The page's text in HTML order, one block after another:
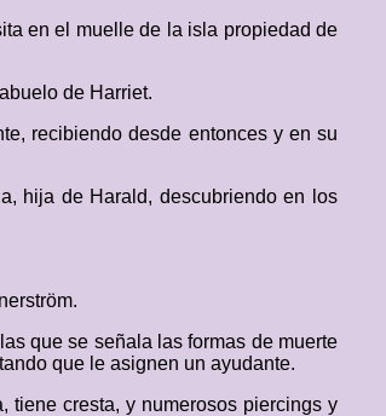
en el muelle de la isla propiedad de
de Harriet.
recibiendo desde entonces y en su
hija de Harald, descubriendo en los
que se señala las formas de muerte
que le asignen un ayudante.
tiene cresta, y numerosos piercings y